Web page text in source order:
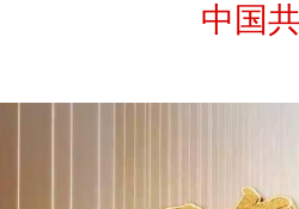
中国